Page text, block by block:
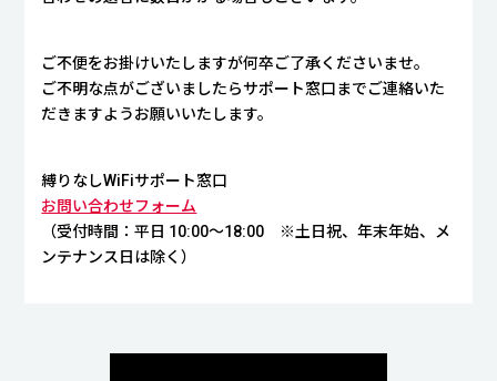
ご不便をお掛けいたしますが何卒ご了承くださいませ。
ご不明な点がございましたらサポート窓口までご連絡いた
だきますようお願いいたします。
縛りなしWiFiサポート窓口
お問い合わせフォーム
（受付時間：平日 10:00～18:00 ※土日祝、年末年始、メ
ンテナンス日は除く）